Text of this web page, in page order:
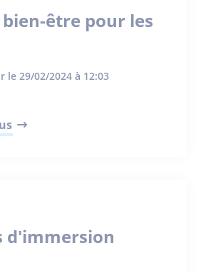
être pour les
le 29/02/2024 à 12:03
d'immersion